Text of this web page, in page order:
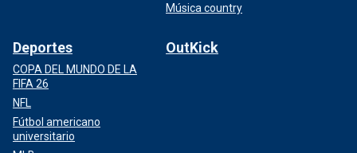
Música country
Deportes
COPA DEL MUNDO DE LA
FIFA 26
NFL
Fútbol americano
universitario
OutKick